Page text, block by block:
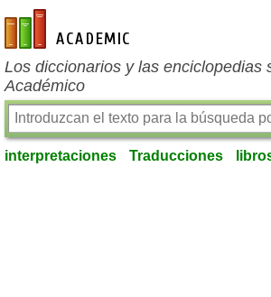
es-academic.com
Los diccionarios y las enciclopedias
Académico
interpretaciones Traducciones